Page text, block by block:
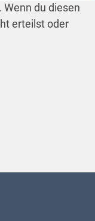
du diesen
erteilst oder